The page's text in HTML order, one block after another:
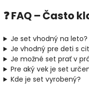
❓ FAQ – Často
Je set vhodný na leto?
Je vhodný pre deti s
Je možné set prať v
Pre aký vek je set
Kde je set vyrobený?